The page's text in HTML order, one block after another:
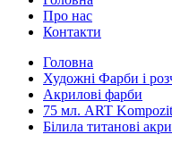
Про нас
Контакти
Головна
Художні Фарби і
Акрилові фарби
75 мл. ART Kompozit
Білила титанові